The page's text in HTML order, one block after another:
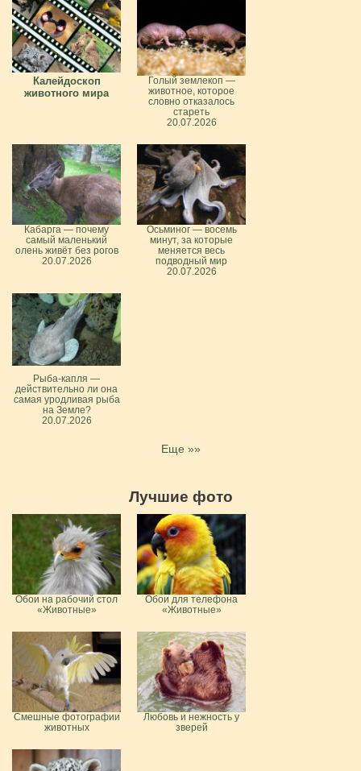
Калейдоскоп
животного мира
Голый землекоп —
животное, которое
словно отказалось
стареть
20.07.2026
Кабарга — почему
самый маленький
олень живёт без рогов
20.07.2026
Осьминог — восемь
минут, за которые
меняется весь
подводный мир
20.07.2026
Рыба-капля —
действительно ли она
самая уродливая рыба
на Земле?
20.07.2026
Еще »»
Лучшие фото
Обои на рабочий стол
«Животные»
Обои для телефона
«Животные»
Смешные фотографии
животных
Любовь и нежность у
зверей